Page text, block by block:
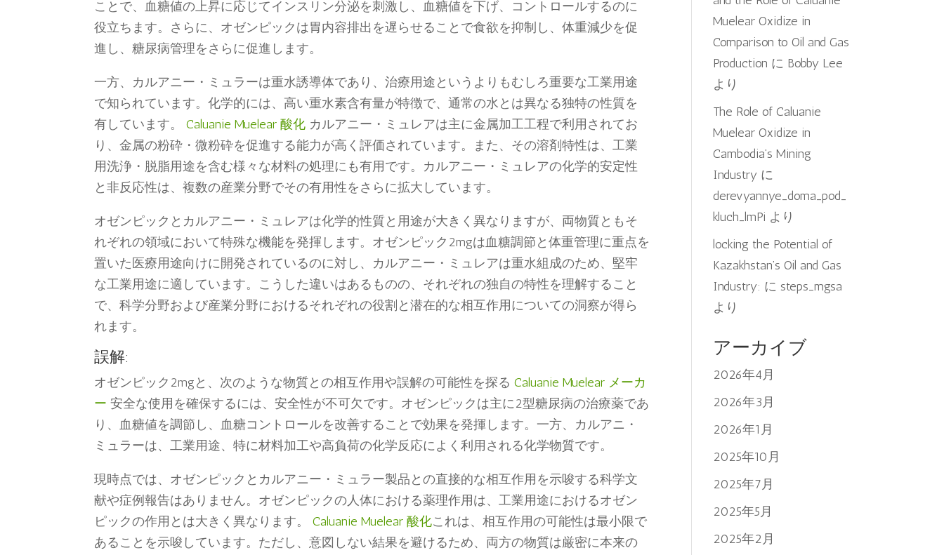
ことで、血糖値の上昇に応じてインスリン分泌を刺激し、血糖値を下げ、コントロールするのに
役立ちます。さらに、オゼンピックは胃内容排出を遅らせることで食欲を抑制し、体重減少を促
進し、糖尿病管理をさらに促進します。
一方、カルアニー・ミュラーは重水誘導体であり、治療用途というよりもむしろ重要な工業用途
で知られています。化学的には、高い重水素含有量が特徴で、通常の水とは異なる独特の性質を
有しています。Caluanie Muelear 酸化 カルアニー・ミュレアは主に金属加工工程で利用されてお
り、金属の粉砕・微粉砕を促進する能力が高く評価されています。また、その溶剤特性は、工業
用洗浄・脱脂用途を含む様々な材料の処理にも有用です。カルアニー・ミュレアの化学的安定性
と非反応性は、複数の産業分野でその有用性をさらに拡大しています。
オゼンピックとカルアニー・ミュレアは化学的性質と用途が大きく異なりますが、両物質ともそ
れぞれの領域において特殊な機能を発揮します。オゼンピック2mgは血糖調節と体重管理に重点を
置いた医療用途向けに開発されているのに対し、カルアニー・ミュレアは重水組成のため、堅牢
な工業用途に適しています。こうした違いはあるものの、それぞれの独自の特性を理解すること
で、科学分野および産業分野におけるそれぞれの役割と潜在的な相互作用についての洞察が得ら
れます。
誤解:
オゼンピック2mgと、次のような物質との相互作用や誤解の可能性を探るCaluanie Muelear メーカ
ー 安全な使用を確保するには、安全性が不可欠です。オゼンピックは主に2型糖尿病の治療薬であ
り、血糖値を調節し、血糖コントロールを改善することで効果を発揮します。一方、カルアニ・
ミュラーは、工業用途、特に材料加工や高負荷の化学反応によく利用される化学物質です。
現時点では、オゼンピックとカルアニー・ミュラー製品との直接的な相互作用を示唆する科学文
献や症例報告はありません。オゼンピックの人体における薬理作用は、工業用途におけるオゼン
ピックの作用とは大きく異なります。Caluanie Muelear 酸化これは、相互作用の可能性は最小限で
あることを示唆しています。ただし、意図しない結果を避けるため、両方の物質は厳密に本来の
Muelear Oxidize in
Comparison to Oil and Gas
Production に Bobby Lee
より
The Role of Caluanie
Muelear Oxidize in
Cambodia’s Mining
Industry に
derevyannye_doma_pod_
kluch_lmPi より
locking the Potential of
Kazakhstan’s Oil and Gas
Industry: に steps_mgsa
より
アーカイブ
2026年4月
2026年3月
2026年1月
2025年10月
2025年7月
2025年5月
2025年2月